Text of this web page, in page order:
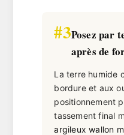
#3Posez par
après de
La terre humide
bordure et aux
positionnement
tassement final
argileux wallon